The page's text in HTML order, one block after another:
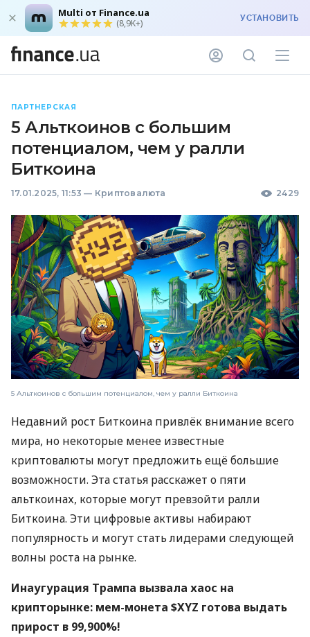
Multi от Finance.ua
(8,9K+) УСТАНОВИТЬ
ПАРТНЕРСКАЯ
5 Альткоинов с большим
потенциалом, чем у ралли
Биткоина
17.01.2025, 11:53 — Криптовалюта 2429
5 Альткоинов с большим потенциалом, чем у ралли Биткоина
Недавний рост Биткоина привлёк внимание всего
мира, но некоторые менее известные
криптовалюты могут предложить ещё большие
возможности. Эта статья расскажет о пяти
альткоинах, которые могут превзойти ралли
Биткоина. Эти цифровые активы набирают
популярность и могут стать лидерами следующей
волны роста на рынке.
Инаугурация Трампа вызвала хаос на
крипторынке: мем-монета $XYZ готова выдать
прирост в 99,900%!